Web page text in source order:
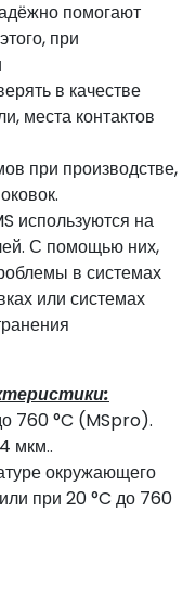
помогают
при
в качестве
места контактов
при производстве,
используются на
С помощью них,
в системах
или системах
760 °C (MSpro).
мкм..
окружающего
при 20 °C до 760